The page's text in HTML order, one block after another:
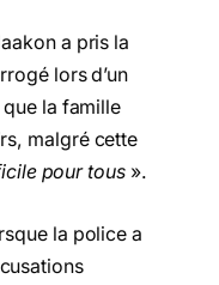
a pris la
lors d’un
la famille
malgré cette
pour tous ».
la police a